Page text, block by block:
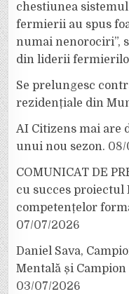
chestiunea
fermierii au spus
numai nenorociri”,
din liderii
Se prelungesc
rezidențiale din
AI Citizens mai are
unui nou sezon. 08/
COMUNICAT DE
cu succes proiectul
competențelor
07/07/2026
Daniel Sava,
Mentală și
03/07/2026